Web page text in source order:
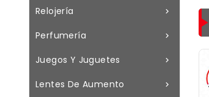

Relojería

Perfumería

Juegos Y Juguetes

Lentes De Aumento